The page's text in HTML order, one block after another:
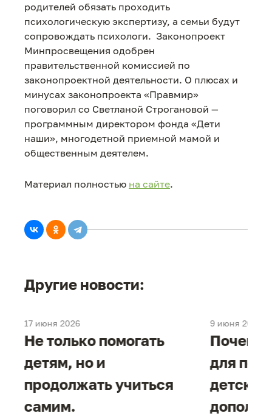
родителей обязать проходить
психологическую экспертизу, а семьи будут
сопровождать психологи. Законопроект
Минпросвещения одобрен
правительственной комиссией по
законопроектной деятельности. О плюсах и
минусах законопроекта «Правмир»
поговорил со Светланой Строгановой —
программным директором фонда «Дети
наши», многодетной приемной мамой и
общественным деятелем.
Материал полностью на сайте.
Другие новости:
17 июня 2026
Не только помогать
детям, но и
продолжать учиться
самим.
9 июня 2026
Почему
для